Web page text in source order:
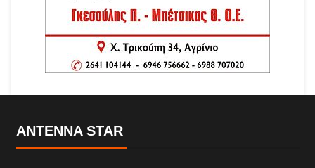
ANTENNA STAR